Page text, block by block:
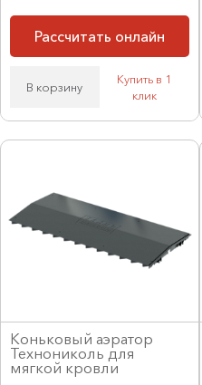
Рассчитать онлайн
В корзину
Купить в 1
клик
Коньковый аэратор
Технониколь для
мягкой кровли